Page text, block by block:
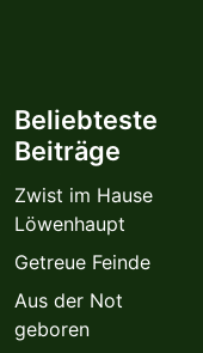
Beliebteste
Beiträge
Zwist im Hause
Löwenhaupt
Getreue Feinde
Aus der Not
geboren